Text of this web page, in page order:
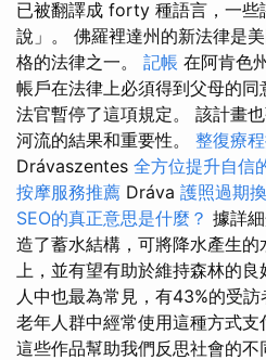
已被翻譯成 forty 種語言，一些
說」。 佛羅裡達州的新法律是
格的法律之一。 記帳 在阿肯色
帳戶在法律上必須得到父母的
法官暫停了這項規定。 該計畫
河流的結果和重要性。 整復療
Drávaszentes 全方位提升自信
按摩服務推薦 Dráva 護照過期
SEO的真正意思是什麼？ 據詳
造了蓄水結構，可將降水產生
上，並有望有助於維持森林的
人中也最為常見，有43%的受
老年人群中經常使用這種方式支
這些作品幫助我們反思社會的